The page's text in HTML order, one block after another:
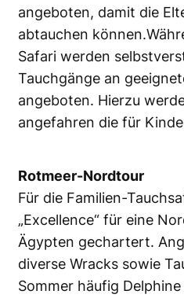
angeboten, damit die
abtauchen
Safari werden
Tauchgänge an
angeboten. Hierzu
angefahren die für
Rotmeer-Nordtour
Für die Familien-
„Excellence“ für eine
Ägypten gechartert.
diverse Wracks sowie
Sommer häufig